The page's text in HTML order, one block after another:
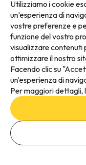
Aggiungi date per
Metodi di pagamento
Termini e condizioni
Protezione dei dati
Informativa sui cookie
Utilizziamo i cookie
un’esperienza di
vostre preferenze e
funzione del vostro
visualizzare contenuti
ottimizzare il nostro
Facendo clic su
un'esperienza di
Per maggiori dettagli,